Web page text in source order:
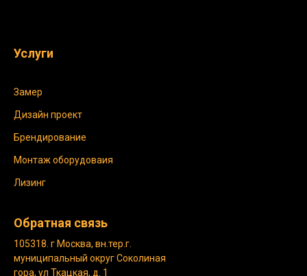
Обратная связь
Услуги
105318. г Москва, вн.тер.г.
муниципальный округ Соколиная
гора, ул Ткацкая, д. 1
Замер
Монтаж оборудоваия
Дизайн проект
Лизинг
Брендирование